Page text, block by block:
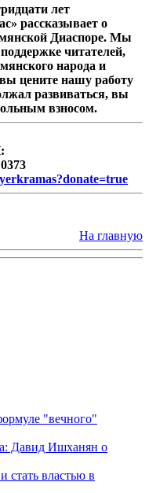
лет
рассказывает о
Диаспоре. Мы
читателей,
народа и
цените нашу работу
развиваться, вы
взносом.
На главную
"вечного"
Давид Ишханян о
стать властью в